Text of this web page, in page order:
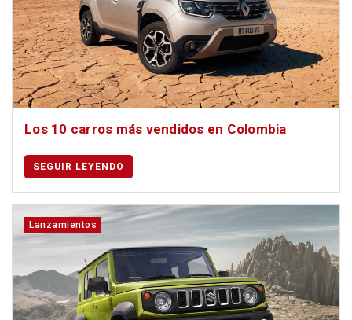
Los 10 carros más vendidos en Colombia
SEGUIR LEYENDO
Lanzamientos